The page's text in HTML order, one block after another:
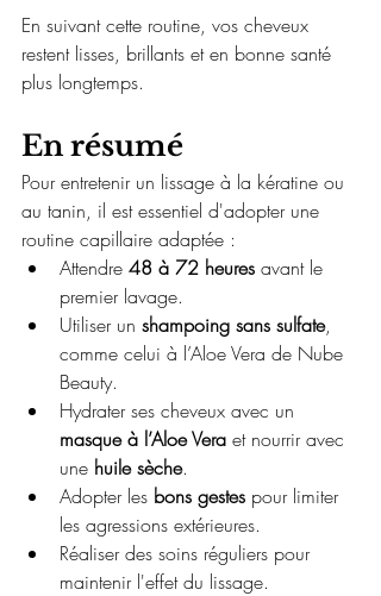
En suivant cette routine, vos cheveux
restent lisses, brillants et en bonne santé
plus longtemps.
En résumé
Pour entretenir un lissage à la kératine ou
au tanin, il est essentiel d'adopter une
routine capillaire adaptée :
Attendre 48 à 72 heures avant le
premier lavage.
Utiliser un shampoing sans sulfate,
comme celui à l’Aloe Vera de Nube
Beauty.
Hydrater ses cheveux avec un
masque à l’Aloe Vera et nourrir avec
une huile sèche.
Adopter les bons gestes pour limiter
les agressions extérieures.
Réaliser des soins réguliers pour
maintenir l'effet du lissage.